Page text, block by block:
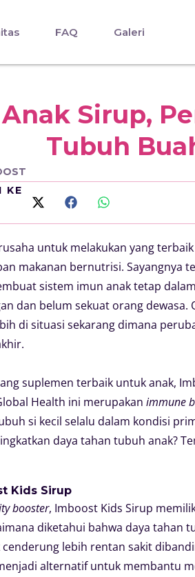
FAQ Galeri
Sirup,
Tubuh
KE
untuk melakukan yang
makanan bernutrisi. Sayangnya
sistem imun anak tetap
dan belum sekuat orang
di situasi sekarang dimana
suplemen terbaik untuk anak,
Health ini merupakan immune
si kecil selalu dalam kondisi
daya tahan tubuh anak?
Kids Sirup
booster, Imboost Kids Sirup
diketahui bahwa daya tahan
lebih rentan sakit
alternatif untuk membantu